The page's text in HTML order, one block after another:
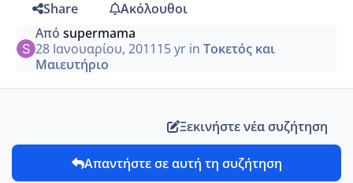
Share
Ακόλουθοι
Από supermama
28 Ιανουαρίου, 201115 yrin Τοκετός και
Μαιευτήριο
Ξεκινήστε νέα συζήτηση
Απαντήστε σε αυτή τη συζήτηση